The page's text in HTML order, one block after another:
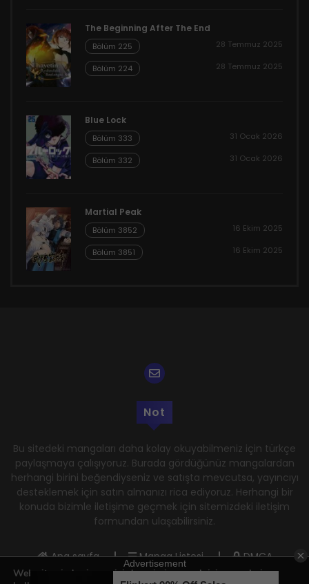
The Beginning After The End
Bölüm 225 28 Temmuz 2025
Bölüm 224 28 Temmuz 2025
Blue Lock
Bölüm 333 31 Ocak 2026
Bölüm 332 31 Ocak 2026
Martial Peak
Bölüm 3852 16 Ekim 2025
Bölüm 3851 16 Ekim 2025
Not
Bu sitedeki mangaları daha kolay okuyabilmeniz için türkçe
paylaşmaya çalışıyoruz. Burada gördüğünüz mangalardan
herhangi birini beğendiyseniz ve satışta mevcutsa, yayıncıyı
desteklemek için satın almanızı rica ediyoruz. Herhangi bir
konuda bizimle iletişime geçmek için sitemizdeki iletişim
formundan ulaşabilirsiniz.
Ana sayfa Manga Listesi
DMCA
Gizlilik Politikası
Kullanım Şartları
Web sitemizde size en iyi deneyimi sunmak için çerezleri